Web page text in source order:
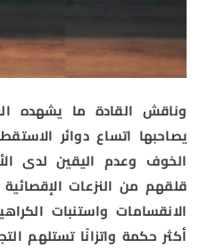
وناقش القادة ما يشهده
يصاحبها اتساع دوائر
الخوف وعدم اليقين لدى
قلقهم من النزعات
الانقسامات واستنبات
أكثر حكمة واتزانًا تستلهم